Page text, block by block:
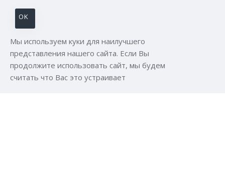
OK
Мы используем куки для наилучшего
представления нашего сайта. Если Вы
продолжите использовать сайт, мы будем
считать что Вас это устраивает